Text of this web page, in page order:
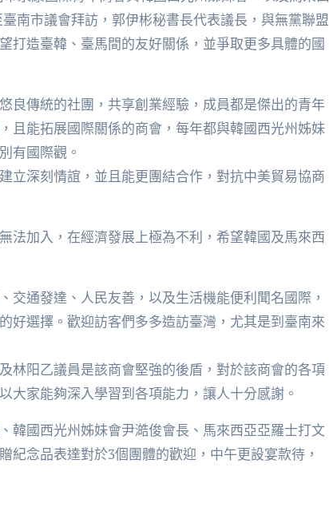
南市議會拜訪，郭伊彬秘書長代表議長，與無黨聯盟
打造臺韓、臺馬間的友好關係，並爭取更多具體的國
良傳統的社團，共享創業經驗，成員都是傑出的青年
且能拓展國際關係的商會，每年都與韓國西光州姊妹
有國際觀。
立深刻情誼，並且能更團結合作，對抗中美貿易協商
法加入，在經濟發展上極為不利，希望韓國及馬來西
交通發達、人民友善，以及生活機能便利聞名國際，
好選擇。歡迎訪客們多多造訪臺灣，尤其是到臺南來
林阳乙議員是該商會堅強的後盾，對於該商會的各項
大家能夠深入學習到各項能力，讓人十分感謝。
韓國西光州姊妹會尹澔俊會長、馬來西亞亞羅士打文
紀念品表達對於3個團體的歡迎，中午更設宴款待，